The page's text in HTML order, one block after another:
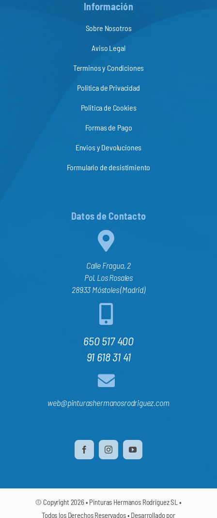
Información
Sobre Nosotros
Aviso Legal
Terminos y Condiciones
Politica de Privacidad
Politica de Cookies
Formas de Pago
Envios y Devoluciones
Formulario de desistimiento
Datos de Contacto
Calle Fragua, 2
Pol. Los Rosales
28933 Móstoles (Madrid)
650 517 400
91 618 31 41
web@pinturashermanosrodriguez.com
© Copyright 2026 • Pinturas Hermanos Rodríguez SL •
Todos los Derechos Reservados • Desarrollado por